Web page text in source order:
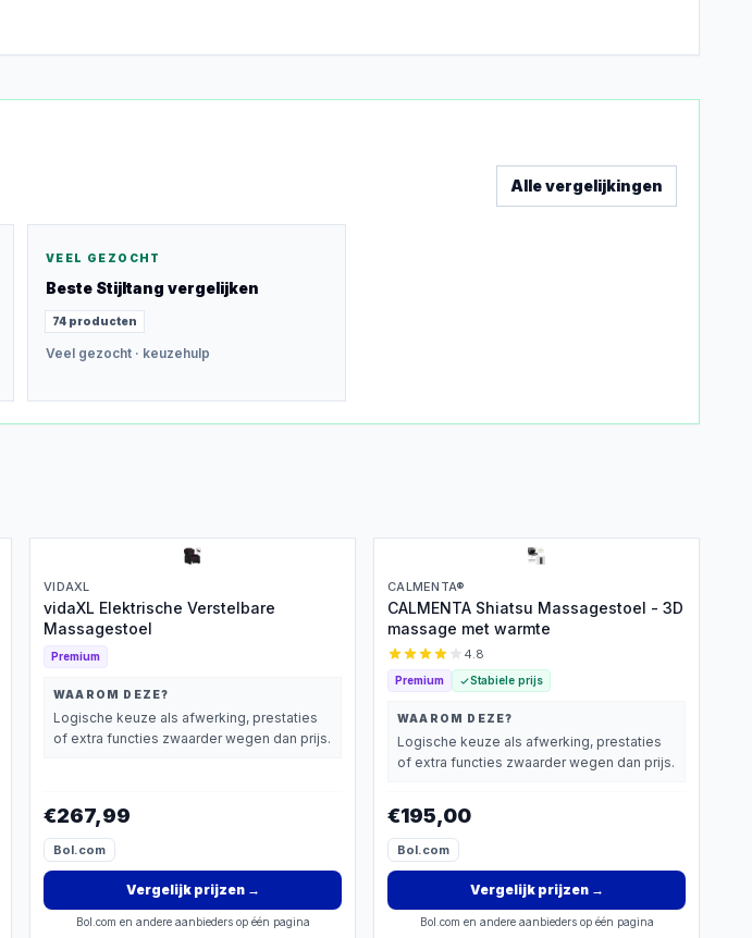
Alle vergelijkingen
VEEL GEZOCHT
Beste Stijltang vergelijken
74 producten
Veel gezocht · keuzehulp
VIDAXL
vidaXL Elektrische Verstelbare
Massagestoel
Premium
WAAROM DEZE?
Logische keuze als afwerking, prestaties
of extra functies zwaarder wegen dan prijs.
€267,99
Bol.com
Vergelijk prijzen→
Bol.com en andere aanbieders op één pagina
CALMENTA®
CALMENTA Shiatsu Massagestoel - 3D
massage met warmte
4.8
Premium Stabiele prijs
WAAROM DEZE?
Logische keuze als afwerking, prestaties
of extra functies zwaarder wegen dan prijs.
€195,00
Bol.com
Vergelijk prijzen→
Bol.com en andere aanbieders op één pagina